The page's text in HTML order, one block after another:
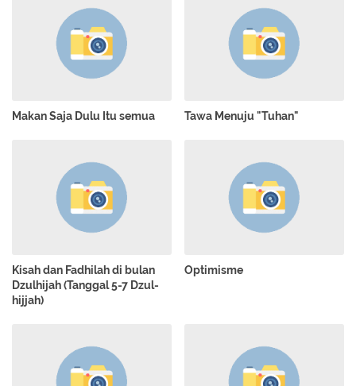
Makan Saja Dulu Itu semua Tawa Menuju "Tuhan"
Kisah dan Fadhilah di bulan
Dzulhijah (Tanggal 5-7 Dzul-
hijjah)
Optimisme